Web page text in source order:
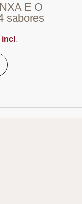
E O
sabores
incl.